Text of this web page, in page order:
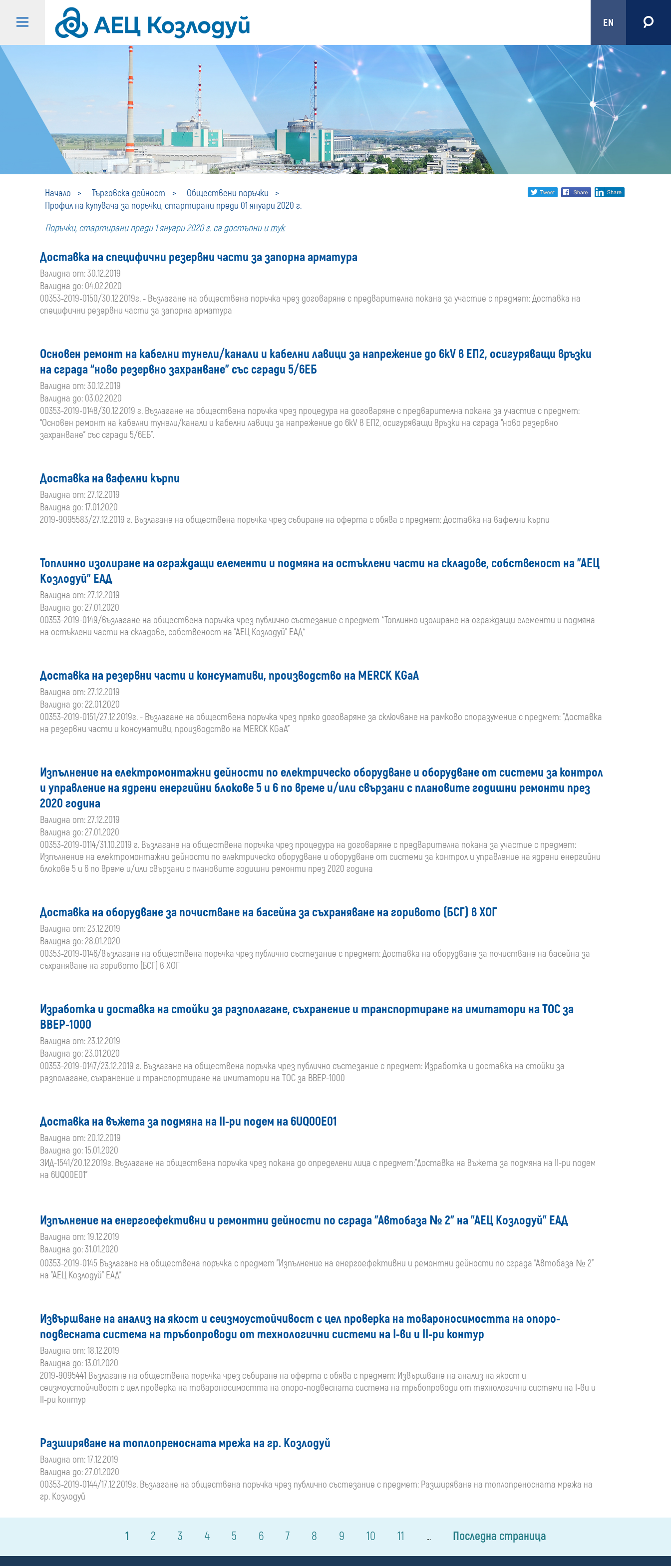
EN
Начало Търговска дейност
Обществени поръчки
Профил на купувача за поръчки, стартирани преди 01 януари 2020 г.
за
поръчки,
01
2020
Share
twitter facebook
Поръчки, стартирани преди 1 януари 2020 г. са достъпни итук
Доставка на специфични резервни части за запорна арматура
Валидна от: 30.12.2019
Валидна до: 04.02.2020
00353-2019-0150/30.12.2019г. - Възлагане на обществена поръчка чрез договаряне с предварителна покана за участие с предмет: Доставка на
специфични резервни части за запорна арматура
Oсновен ремонт на кабелни тунели/канали и кабелни лавици за напрежение до 6kV в ЕП2, осигуряващи връзки
на сграда “ново резервно захранване” със сгради 5/6ЕБ
Валидна от: 30.12.2019
Валидна до: 03.02.2020
00353-2019-0148/30.12.2019 г. Възлагане на обществена поръчка чрез процедура на договаряне с предварителна покана за участие с предмет:
“Oсновен ремонт на кабелни тунели/канали и кабелни лавици за напрежение до 6kV в ЕП2, осигуряващи връзки на сграда “ново резервно
захранване” със сгради 5/6ЕБ”.
Доставка на вафелни кърпи
Валидна от: 27.12.2019
Валидна до: 17.01.2020
2019-9095583/27.12.2019 г. Възлагане на обществена поръчка чрез събиране на оферта с обява с предмет: Доставка на вафелни кърпи
Топлинно изолиране на ограждащи елементи и подмяна на остъклени части на складове, собственост на "АЕЦ
Козлодуй" ЕАД
Валидна от: 27.12.2019
Валидна до: 27.01.2020
00353-2019-0149/възлагане на обществена поръчка чрез публично състезание с предмет *Топлинно изолиране на ограждащи елементи и подмяна
на остъклени части на складове, собственост на "АЕЦ Козлодуй" ЕАД*
Доставка на резервни части и консумативи, производство на MERCK KGaA
Валидна от: 27.12.2019
Валидна до: 22.01.2020
00353-2019-0151/27.12.2019г. - Възлагане на обществена поръчка чрез пряко договаряне за сключване на рамково споразумение с предмет: "Доставка
на резервни части и консумативи, производство на MERCK KGaA"
Изпълнение на електромонтажни дейности по електрическо оборудване и оборудване от системи за контрол
и управление на ядрени енергийни блокове 5 и 6 по време и/или свързани с плановите годишни ремонти през
2020 година
Валидна от: 27.12.2019
Валидна до: 27.01.2020
00353-2019-0114/31.10.2019 г. Възлагане на обществена поръчка чрез процедура на договаряне с предварителна покана за участие с предмет:
Изпълнение на електромонтажни дейности по електрическо оборудване и оборудване от системи за контрол и управление на ядрени енергийни
блокове 5 и 6 по време и/или свързани с плановите годишни ремонти през 2020 година
Доставка на оборудване за почистване на басейна за съхраняване на горивото (БСГ) в ХОГ
Валидна от: 23.12.2019
Валидна до: 28.01.2020
00353-2019-0146/възлагане на обществена поръчка чрез публично състезание с предмет: Доставка на оборудване за почистване на басейна за
съхраняване на горивото (БСГ) в ХОГ
Изработка и доставка на стойки за разполагане, съхранение и транспортиране на имитатори на ТОС за
ВВЕР-1000
Валидна от: 23.12.2019
Валидна до: 23.01.2020
00353-2019-0147/23.12.2019 г. Възлагане на обществена поръчка чрез публично състезание с предмет: Изработка и доставка на стойки за
разполагане, съхранение и транспортиране на имитатори на ТОС за ВВЕР-1000
Доставка на въжета за подмяна на II-ри подем на 6UQ00E01
Валидна от: 20.12.2019
Валидна до: 15.01.2020
ЗИД-1541/20.12.2019г. Възлагане на обществена поръчка чрез покана до определени лица с предмет:"Доставка на въжета за подмяна на II-ри подем
на 6UQ00E01"
Изпълнение на енергоефективни и ремонтни дейности по сграда "Автобаза № 2" на "АЕЦ Козлодуй" ЕАД
Валидна от: 19.12.2019
Валидна до: 31.01.2020
00353-2019-0145 Възлагане на обществена поръчка с предмет "Изпълнение на енергоефективни и ремонтни дейности по сграда "Автобаза № 2"
на "АЕЦ Козлодуй" ЕАД"
Извършване на анализ на якост и сеизмоустойчивост с цел проверка на товароносимостта на опоро-
подвесната система на тръбопроводи от технологични системи на I-ви и II-ри контур
Валидна от: 18.12.2019
Валидна до: 13.01.2020
2019-9095441 Възлагане на обществена поръчка чрез събиране на оферта с обява с предмет: Извършване на анализ на якост и
сеизмоустойчивост с цел проверка на товароносимостта на опоро-подвесната система на тръбопроводи от технологични системи на I-ви и
II-ри контур
Разширяване на топлопреносната мрежа на гр. Козлодуй
Валидна от: 17.12.2019
Валидна до: 27.01.2020
00353-2019-0144/17.12.2019г. Възлагане на обществена поръчка чрез публично състезание с предмет: Разширяване на топлопреносната мрежа на
гр. Козлодуй
1 2 3 4 5 6 7 8 9 10 11 ... Последна страница